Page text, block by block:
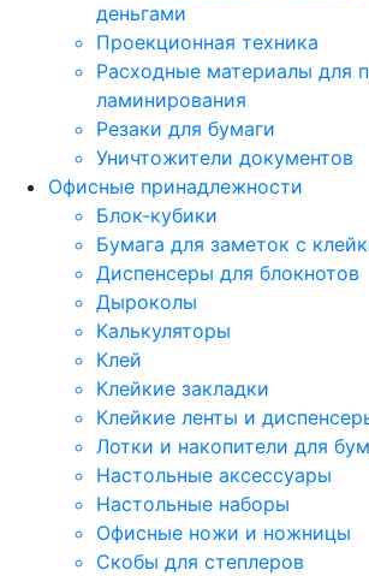
деньгами
Проекционная техника
Расходные материалы для
ламинирования
Резаки для бумаги
Уничтожители документов
Офисные принадлежности
Блок-кубики
Бумага для заметок с
Диспенсеры для блокнотов
Дыроколы
Калькуляторы
Клей
Клейкие закладки
Клейкие ленты и
Лотки и накопители для
Настольные аксессуары
Настольные наборы
Офисные ножи и ножницы
Скобы для степлеров